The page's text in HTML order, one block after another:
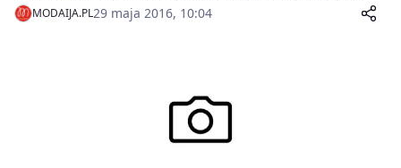
suknia z odkrytymi plecami spełnia te kryteria.
MODAIJA.PL29 maja 2016, 10:04